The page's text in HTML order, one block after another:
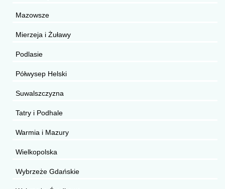
Mazowsze
Mierzeja i Żuławy
Podlasie
Półwysep Helski
Suwalszczyzna
Tatry i Podhale
Warmia i Mazury
Wielkopolska
Wybrzeże Gdańskie